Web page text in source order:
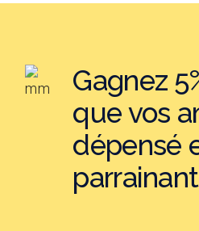
Gagnez
que vos
dépensé